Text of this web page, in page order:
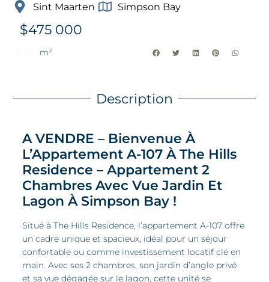
m²
$475 000
Sint Maarten Simpson Bay
Description
A VENDRE – Bienvenue À
L’Appartement A-107 À The Hills
Residence – Appartement 2
Chambres Avec Vue Jardin Et
Lagon À Simpson Bay !
Situé à The Hills Residence, l’appartement A-107 offre
un cadre unique et spacieux, idéal pour un séjour
confortable ou comme investissement locatif clé en
main. Avec ses 2 chambres, son jardin d’angle privé
et sa vue dégagée sur le lagon, cette unité se